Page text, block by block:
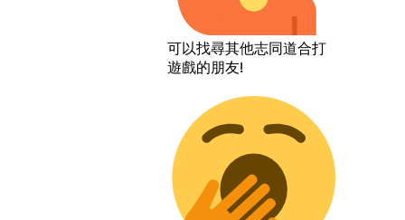
可以找尋其他志同道合打
遊戲的朋友!